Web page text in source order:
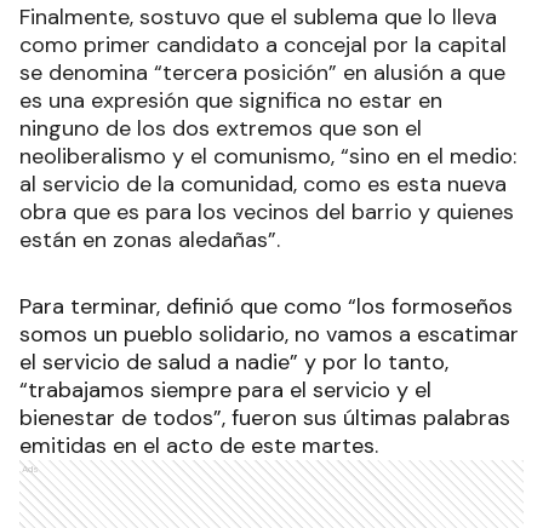
Finalmente, sostuvo que el sublema que lo lleva
como primer candidato a concejal por la capital
se denomina “tercera posición” en alusión a que
es una expresión que significa no estar en
ninguno de los dos extremos que son el
neoliberalismo y el comunismo, “sino en el medio:
al servicio de la comunidad, como es esta nueva
obra que es para los vecinos del barrio y quienes
están en zonas aledañas”.
Para terminar, definió que como “los formoseños
somos un pueblo solidario, no vamos a escatimar
el servicio de salud a nadie” y por lo tanto,
“trabajamos siempre para el servicio y el
bienestar de todos”, fueron sus últimas palabras
emitidas en el acto de este martes.
Ads